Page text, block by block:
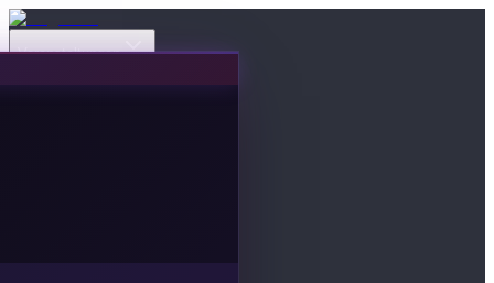
Veranstaltungen